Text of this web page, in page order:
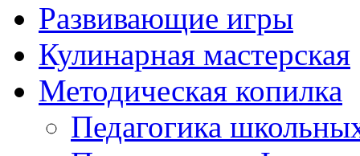
Развивающие игры
Кулинарная мастерская
Методическая копилка
Педагогика